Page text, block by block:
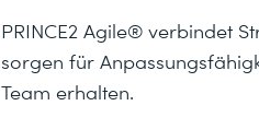
PRINCE2 Agile® verbindet
sorgen für
Team erhalten.